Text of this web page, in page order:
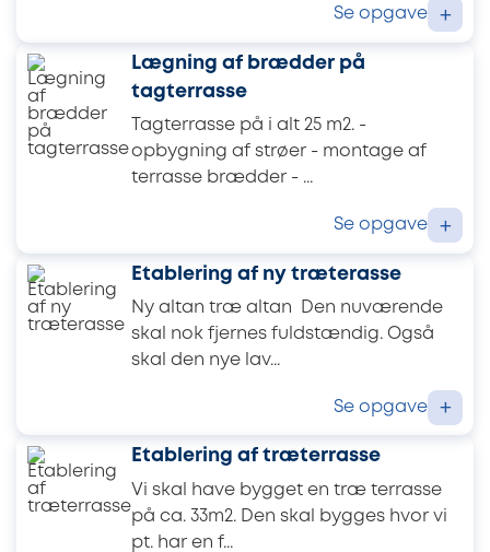
Se opgave +
Lægning af brædder på
tagterrasse
Tagterrasse på i alt 25 m2. -
opbygning af strøer - montage af
terrasse brædder - ...
Se opgave +
Etablering af ny træterasse
Ny altan træ altan Den nuværende
skal nok fjernes fuldstændig. Også
skal den nye lav...
Se opgave +
Etablering af træterrasse
Vi skal have bygget en træ terrasse
på ca. 33m2. Den skal bygges hvor vi
pt. har en f...